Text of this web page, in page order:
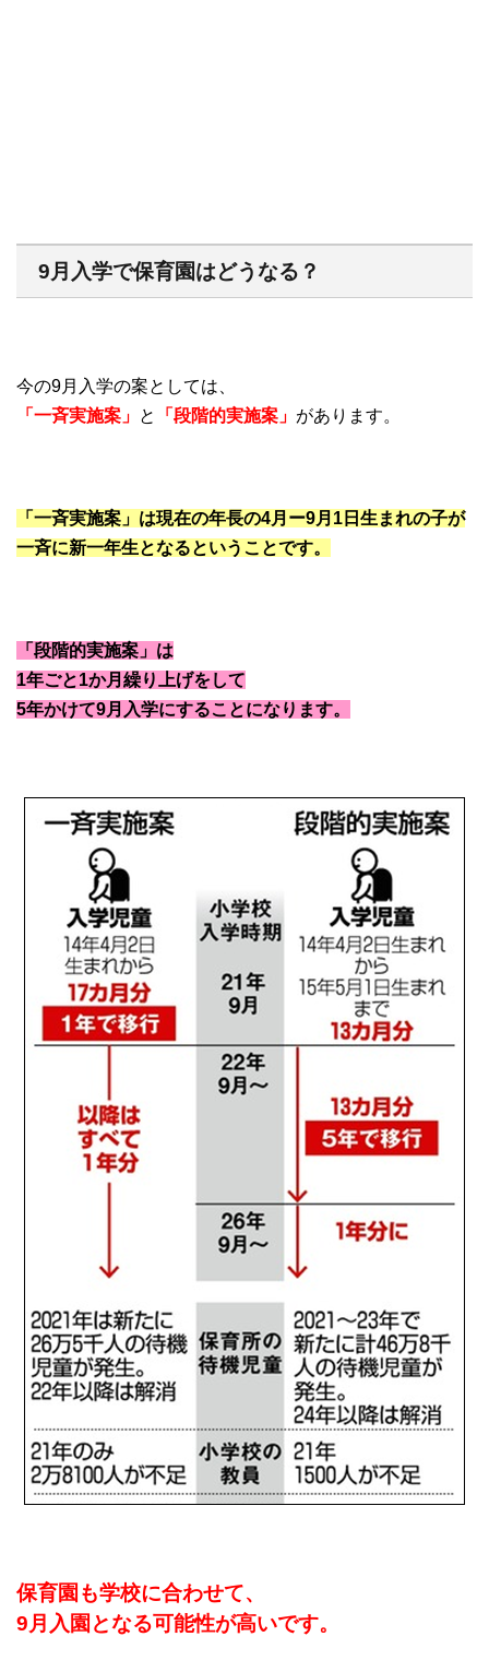
9月入学で保育園はどうなる？
今の9月入学の案としては、
「一斉実施案」 と 「段階的実施案」 があります。
「一斉実施案」は現在の年長の4月ー9月1日生まれの子が
一斉に新一年生となるということです。
「段階的実施案」は
1年ごと1か月繰り上げをして
5年かけて9月入学にすることになります。
保育園も学校に合わせて、
9月入園となる可能性が高いです。